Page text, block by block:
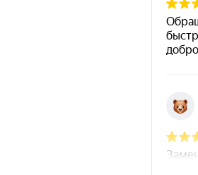
+7 (343) 200-07-27
Часы работы
Пн-Пт с 10:00 - 21:00
Выходной Сб-Вс